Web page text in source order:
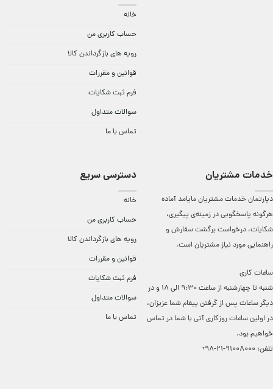
خانه
حساب کاربری من
رویه های بازگرداندن کالا
قوانین و مقررات
فرم ثبت شکایات
سوالات متداول
تماس با ما
خدمات مشتریان
دپارتمان خدمات مشتریان مایامد آماده
هرگونه پاسخگویی در زمینه‌ی پیگیری،
شکایات، درخواست برگشت سفارش و
راهنمایی مورد نیاز مشتریان است.
ساعات کاری
شنبه تا چهارشنبه از ساعت 9:30 الی 18 و در
دیگر ساعات ‌پس از گرفتن پیغام شما عزیزان،
در اولین ساعات روزکاری آتی با شما در تماس
خواهیم بود.
تلفن: 91008000-21-98+
دسترسی سریع
خانه
حساب کاربری من
رویه های بازگرداندن کالا
قوانین و مقررات
فرم ثبت شکایات
سوالات متداول
تماس با ما